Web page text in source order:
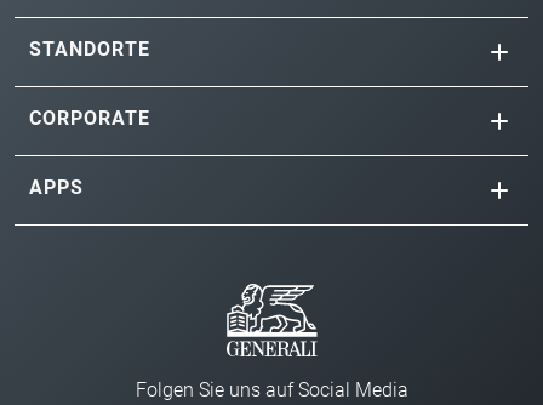
STANDORTE
CORPORATE
APPS
Folgen Sie uns auf Social Media